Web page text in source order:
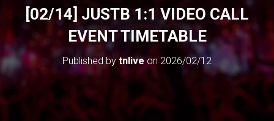
[02/14] JUSTB 1:1 VIDEO CALL
EVENT TIMETABLE
Published by tnliveon 2026/02/12